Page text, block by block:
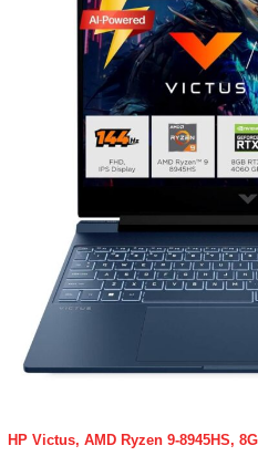
HP Victus, AMD Ryzen 9-8945HS,